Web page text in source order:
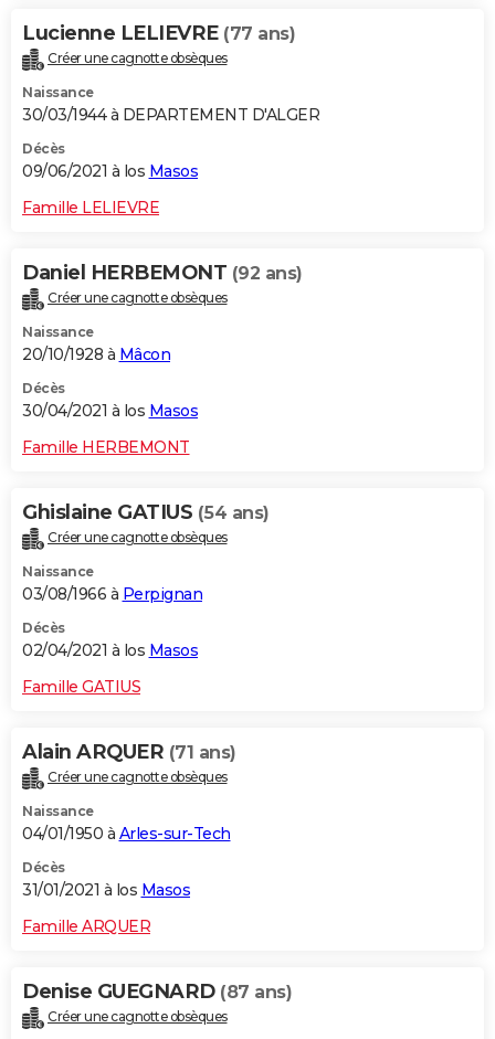
Lucienne LELIEVRE (77 ans)
Créer une cagnotte obsèques
Naissance
30/03/1944 à DEPARTEMENT D'ALGER
Décès
09/06/2021 à los Masos
Famille LELIEVRE
Daniel HERBEMONT (92 ans)
Créer une cagnotte obsèques
Naissance
20/10/1928 à Mâcon
Décès
30/04/2021 à los Masos
Famille HERBEMONT
Ghislaine GATIUS (54 ans)
Créer une cagnotte obsèques
Naissance
03/08/1966 à Perpignan
Décès
02/04/2021 à los Masos
Famille GATIUS
Alain ARQUER (71 ans)
Créer une cagnotte obsèques
Naissance
04/01/1950 à Arles-sur-Tech
Décès
31/01/2021 à los Masos
Famille ARQUER
Denise GUEGNARD (87 ans)
Créer une cagnotte obsèques